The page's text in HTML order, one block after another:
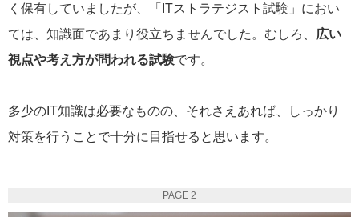
く保有していましたが、「ITストラテジスト試験」におい
ては、知識面であまり役立ちませんでした。むしろ、 広い
視点や考え方が問われる試験です。
多少のIT知識は必要なものの、それさえあれば、しっかり
対策を行うことで十分に目指せると思います。
PAGE 2